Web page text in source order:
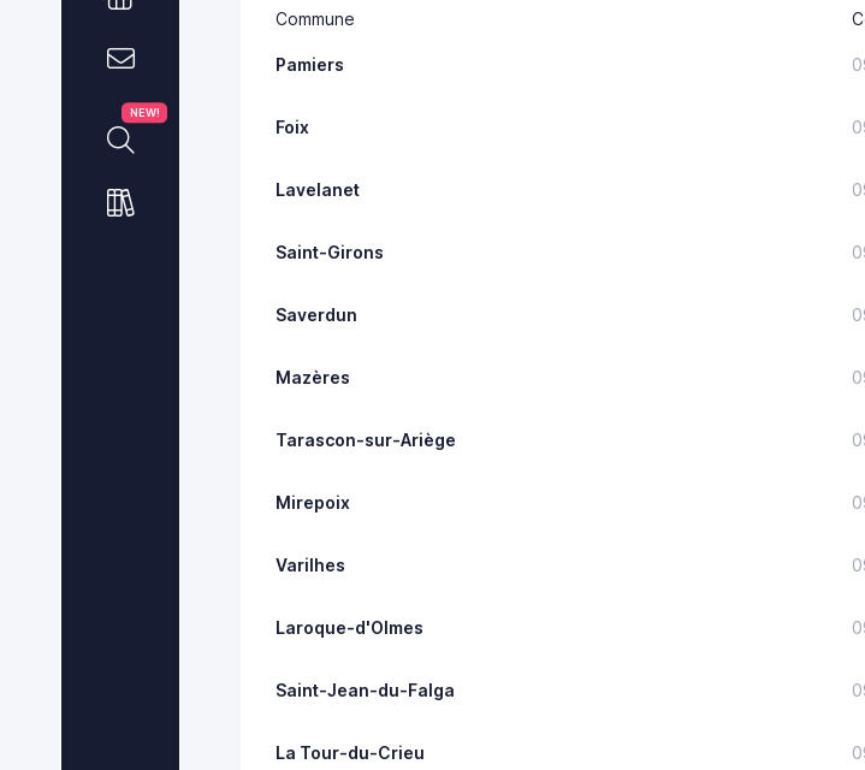
NEW!
Commune
Pamiers
Foix
Lavelanet
Saint-Girons
Saverdun
Mazères
Tarascon-sur-Ariège
Mirepoix
Varilhes
Laroque-d'Olmes
Saint-Jean-du-Falga
La Tour-du-Crieu